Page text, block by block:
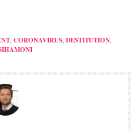
, CORONAVIRUS, DESTITUTION,